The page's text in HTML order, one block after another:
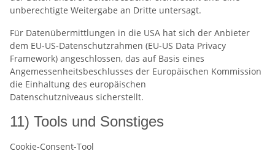
unberechtigte Weitergabe an Dritte untersagt.
Für Datenübermittlungen in die USA hat sich der Anbieter
dem EU-US-Datenschutzrahmen (EU-US Data Privacy
Framework) angeschlossen, das auf Basis eines
Angemessenheitsbeschlusses der Europäischen Kommission
die Einhaltung des europäischen
Datenschutzniveaus sicherstellt.
11) Tools und Sonstiges
Cookie-Consent-Tool